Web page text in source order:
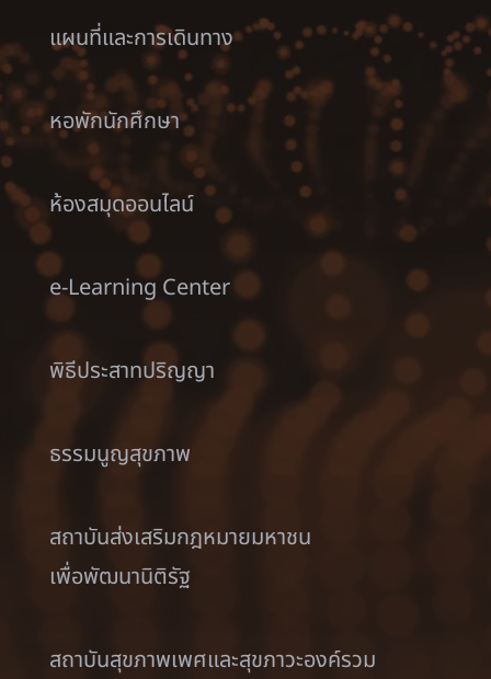
แผนที่และการเดินทาง
หอพักนักศึกษา
ห้องสมุดออนไลน์
e-Learning Center
พิธีประสาทปริญญา
ธรรมนูญสุขภาพ
สถาบันส่งเสริมกฎหมายมหาชน
เพื่อพัฒนานิติรัฐ
สถาบันสุขภาพเพศและสุขภาวะองค์รวม